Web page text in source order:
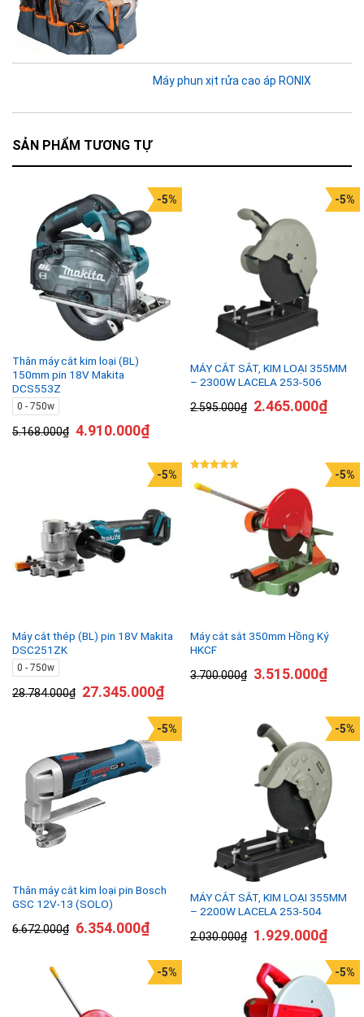
Máy phun xịt rửa cao áp RONIX
SẢN PHẨM TƯƠNG TỰ
Thân máy cắt kim loại (BL)
150mm pin 18V Makita
DCS553Z
0 - 750w
5.168.000₫
-5%
4.910.000₫
MÁY CẮT SẮT, KIM LOẠI 355MM
– 2300W LACELA 253-506
2.595.000₫
-5%
2.465.000₫
Máy cắt thép (BL) pin 18V Makita
DSC251ZK
0 - 750w
28.784.000₫
-5%
27.345.000₫
Máy cắt sắt 350mm Hồng Ký
HKCF
hạng5.00
3.700.000₫
-5%
3.515.000₫
Thân máy cắt kim loại pin Bosch
GSC 12V-13 (SOLO)
6.672.000₫
-5%
6.354.000₫
MÁY CẮT SẮT, KIM LOẠI 355MM
– 2200W LACELA 253-504
2.030.000₫
-5%
1.929.000₫
-5% -5%